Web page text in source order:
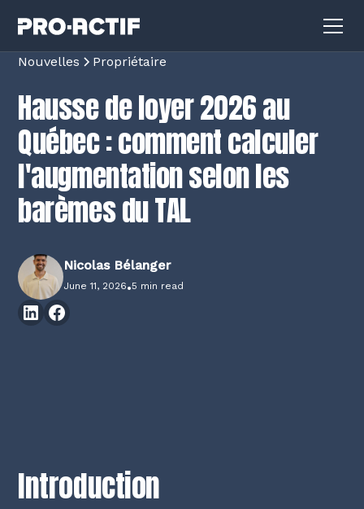
Nouvelles Propriétaire
Hausse de loyer 2026 au
Québec : comment calculer
l'augmentation selon les
barèmes du TAL
Nicolas Bélanger
June 11, 2026•5 min read
Introduction